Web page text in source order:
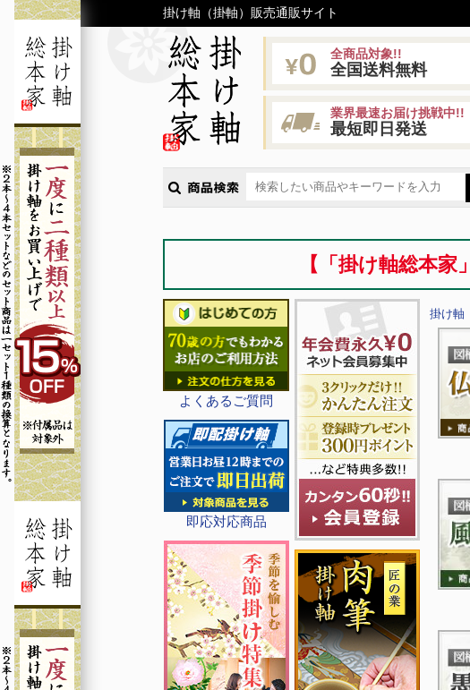
掛け軸（掛軸）販売通販サイト
全商品対象!!
全国送料無料
業界最速お届け挑戦中!!
最短即日発送
【「掛け軸総本
よくあるご質問
即応対応商品
掛け軸